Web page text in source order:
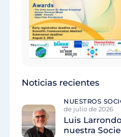
Noticias recientes
NUESTROS
de julio de 2026
Luis
nuestra